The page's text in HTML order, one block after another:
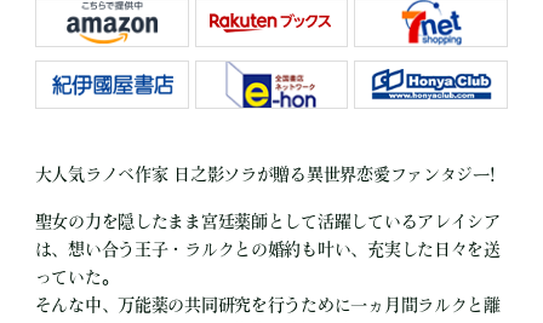
大人気ラノベ作家 日之影ソラが贈る異世界恋愛ファンタジー!
聖女の力を隠したまま宮廷薬師として活躍しているアレイシア
は、想い合う王子・ラルクとの婚約も叶い、充実した日々を送
っていた。
そんな中、万能薬の共同研究を行うために一ヵ月間ラルクと離